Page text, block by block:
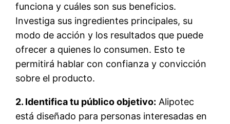
funciona y cuáles son sus beneficios.
Investiga sus ingredientes principales, su
modo de acción y los resultados que puede
ofrecer a quienes lo consumen. Esto te
permitirá hablar con confianza y convicción
sobre el producto.
2. Identifica tu público objetivo: Alipotec
está diseñado para personas interesadas en